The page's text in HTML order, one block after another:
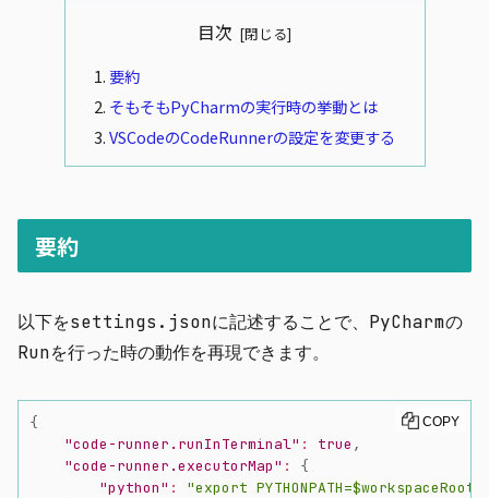
目次
要約
そもそもPyCharmの実行時の挙動とは
VSCodeのCodeRunnerの設定を変更する
要約
以下をsettings.jsonに記述することで、PyCharmの
Runを行った時の動作を再現できます。
{
"code-runner.runInTerminal" : true ,
"code-runner.executorMap" :
{
"python" :
"export
COPY